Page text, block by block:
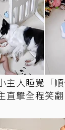
主人睡覺「
直擊全程笑